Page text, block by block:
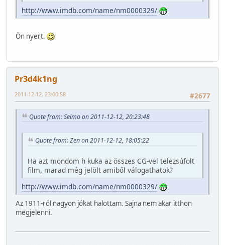
http://www.imdb.com/name/nm0000329/
Ön nyert.
Pr3d4k1ng
#2677
2011-12-12, 23:00:58
Quote from: Selmo on 2011-12-12, 20:23:48
Quote from: Zen on 2011-12-12, 18:05:22
Ha azt mondom h kuka az összes CG-vel telezsúfolt
film, marad még jelölt amiből válogathatok?
http://www.imdb.com/name/nm0000329/
Az 1911-ról nagyon jókat halottam. Sajna nem akar itthon
megjelenni.